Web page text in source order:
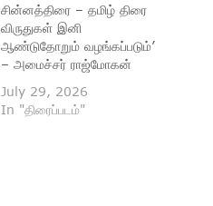
சின்னத்திரை – தமிழ் திரை
விருதுகள் இனி
ஆண்டுதோறும் வழங்கப்படும்’
– அமைச்சர் ராஜ்மோகன்
July 29, 2026
In "திரைப்படம்"